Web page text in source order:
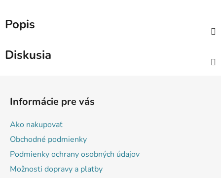
Popis
Diskusia
Informácie pre vás
Ako nakupovať
Obchodné podmienky
Podmienky ochrany osobných údajov
Možnosti dopravy a platby